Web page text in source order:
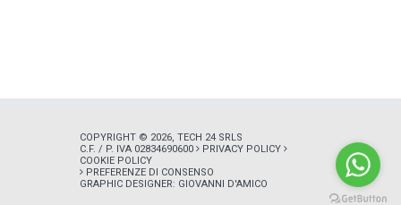
COPYRIGHT © 2026, TECH 24 SRLS
C.F. / P. IVA 02834690600
PRIVACY POLICY
COOKIE POLICY
PREFERENZE DI CONSENSO
GRAPHIC DESIGNER: GIOVANNI D'AMICO